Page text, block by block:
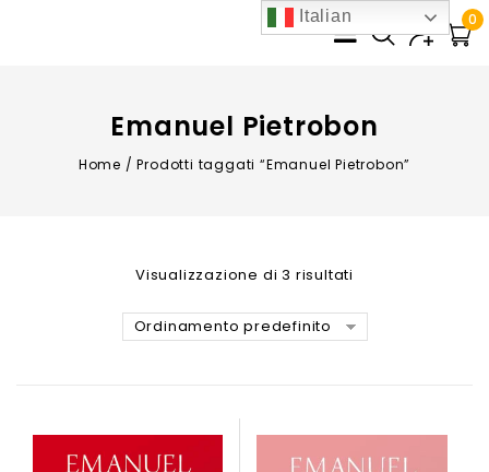
0
Emanuel Pietrobon
Home /Prodotti taggati “Emanuel Pietrobon”
Visualizzazione di 3 risultati
Ordinamento predefinito
Italian